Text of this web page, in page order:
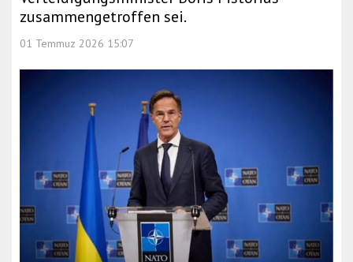
zusammengetroffen sei.
01 Temmuz 2026 15:07